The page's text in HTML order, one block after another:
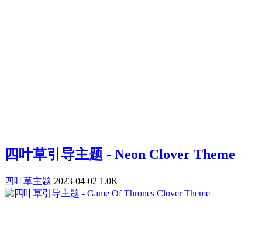
四叶草引导主题 - Neon Clover Theme
四叶草主题 2023-04-02 1.0K